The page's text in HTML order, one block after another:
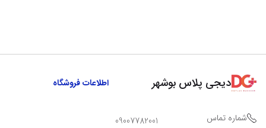
دیجی پلاس بوشهر اطلاعات فروشگاه
شماره تماس 09007782001